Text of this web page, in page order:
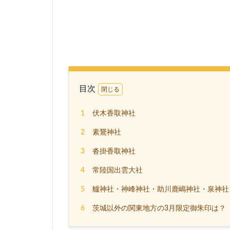
目次
1 伏木香取神社
2 素鵞神社
3 沓掛香取神社
4 常陸国出雲大社
5 艫神社・神峰神社・助川鹿嶋神社・泉神
6 茨城以外の関東地方の3月限定御朱印は？